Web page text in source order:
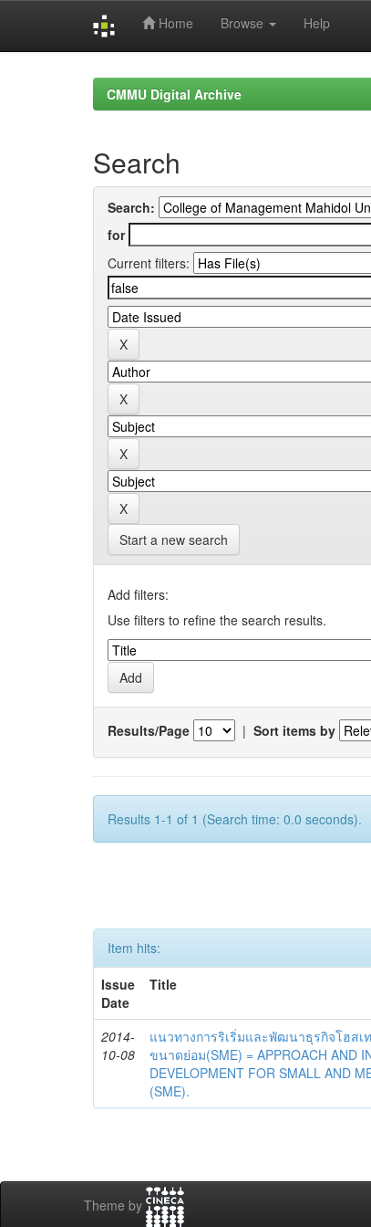
Home Browse Help
CMMU Digital Archive
Search
Search:
for
Current filters:
Start a new search
Add filters:
Use filters to refine the search results.
Results/Page | Sort items by
Results 1-1 of 1 (Search time: 0.0 seconds).
Item hits:
Issue
Date
Title
2014-
10-08
แนวทางการริเริ่มและพัฒนาธุรกิจโฮสเ
ขนาดย่อม(SME) = APPROACH AND
DEVELOPMENT FOR SMALL AND
(SME).
Theme by